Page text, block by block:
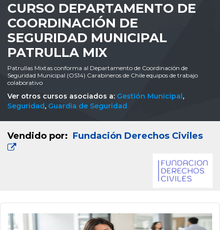
CURSO DEPARTAMENTO DE
COORDINACIÓN DE
SEGURIDAD MUNICIPAL
PATRULLA MIX
Patrullas Mixtas conforma al Departamento de Coordinación de
Seguridad Municipal (OS14) Carabineros de Chile equipos de trabajo
colaborativo
Ver otros cursos asociados a: Gestión Municipal,
Seguridad, Guardia de Seguridad
Vendido por: Fundación Derechos Civiles